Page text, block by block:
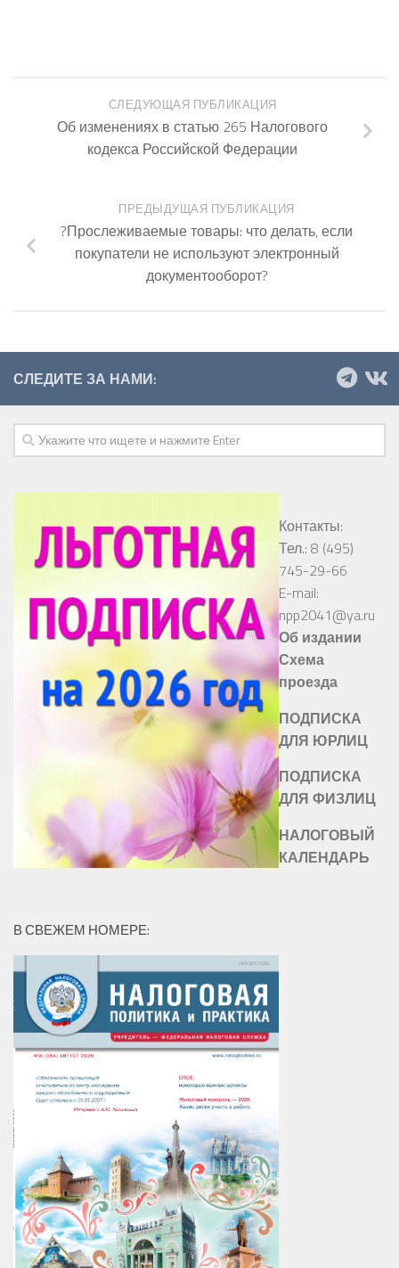
СЛЕДУЮЩАЯ ПУБЛИКАЦИЯ
Об изменениях в статью 265 Налогового
кодекса Российской Федерации
ПРЕДЫДУЩАЯ ПУБЛИКАЦИЯ
?Прослеживаемые товары: что делать, если
покупатели не используют электронный
документооборот?
СЛЕДИТЕ ЗА НАМИ:
Контакты:
Тел.: 8 (495)
745-29-66
E-mail:
npp2041@ya.ru
Об издании
Схема
проезда
ПОДПИСКА
ДЛЯ ЮРЛИЦ
ПОДПИСКА
ДЛЯ ФИЗЛИЦ
НАЛОГОВЫЙ
КАЛЕНДАРЬ
В СВЕЖЕМ НОМЕРЕ: